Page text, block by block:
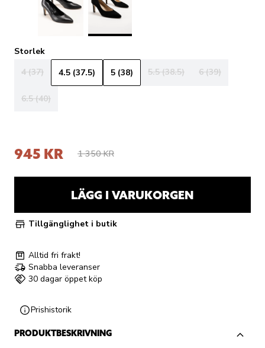
Storlek
4 (37)
4.5 (37.5) 5 (38) 5.5 (38.5) 6 (39)
6.5 (40)
945 KR 1 350 KR
LÄGG I VARUKORGEN
Tillgänglighet i butik
Alltid fri frakt!
Snabba leveranser
30 dagar öppet köp
Prishistorik
PRODUKTBESKRIVNING